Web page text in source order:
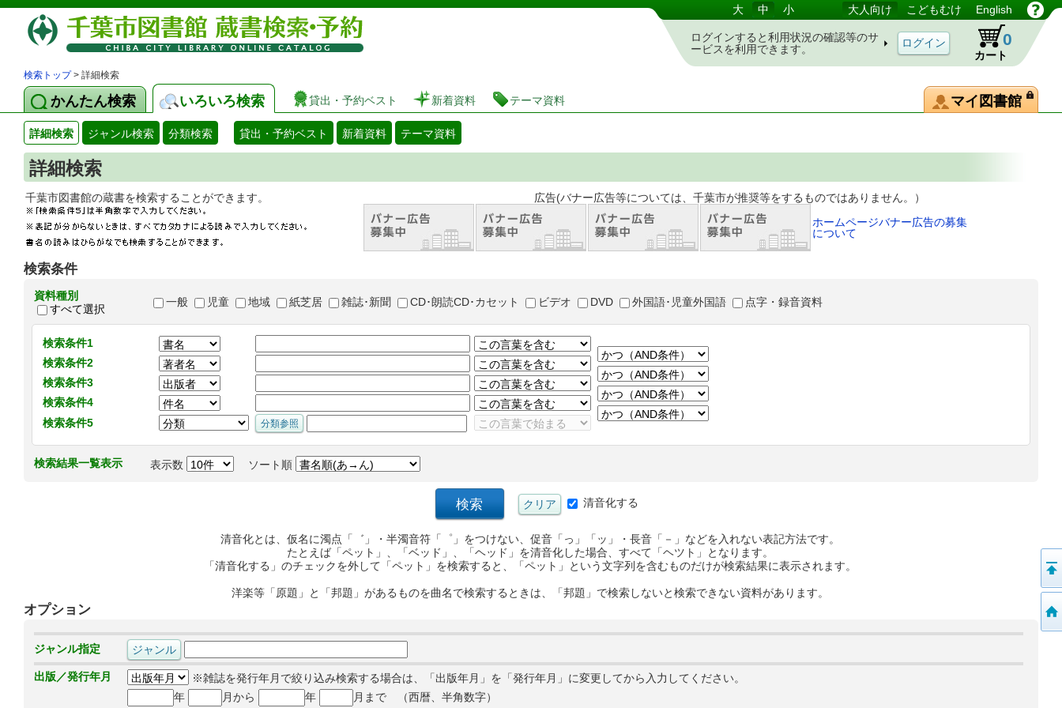
図書館 蔵書検索・予約システム 大 中 小 大人向け こどもむけ English
ログインすると利用状況の確認等のサ
ービスを利用できます。
カート
0
検索トップ> 詳細検索
かんたん検索 いろいろ検索 貸出・予約ベスト 新着資料 テーマ資料 マイ図書館
詳細検索 ジャンル検索 分類検索 貸出・予約ベスト 新着資料 テーマ資料
詳細検索
千葉市図書館の蔵書を検索することができます。 広告(バナー広告等については、千葉市が推奨等をするものではありません。）
ホームページバナー広告の募集
について
検索条件
資料種別
すべて選択
一般 児童 地域 紙芝居 雑誌･新聞 CD･朗読CD･カセット ビデオ DVD 外国語･児童外国語 点字・録音資料
検索条件1
検索条件2
検索条件3
検索条件4
検索条件5
検索結果一覧表示 表示数 ソート順
清音化する
清音化とは、仮名に濁点「゛」・半濁音符「゜」をつけない、促音「っ」「ッ」・長音「－」などを入れない表記方法です。
たとえば「ペット」、「ベッド」、「ヘッド」を清音化した場合、すべて「ヘツト」となります。
「清音化する」のチェックを外して「ペット」を検索すると、「ペット」という文字列を含むものだけが検索結果に表示されます。
洋楽等「原題」と「邦題」があるものを曲名で検索するときは、「邦題」で検索しないと検索できない資料があります。
オプション
ジャンル指定
出版／発行年月
※雑誌を発行年月で絞り込み検索する場合は、「出版年月」を「発行年月」に変更してから入力してください。
年
月から 年 月まで （西暦、半角数字）